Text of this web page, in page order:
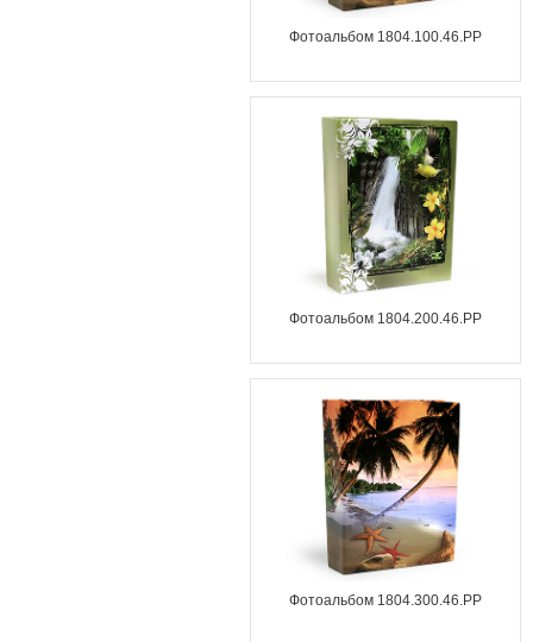
Фотоальбом 1804.100.46.PP
Фотоальбом 1804.200.46.PP
Фотоальбом 1804.300.46.PP